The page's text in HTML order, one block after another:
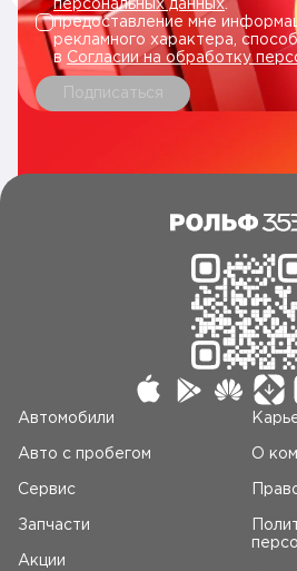
персональных данных.
предоставление мне
рекламного характера,
в Согласии на обработку
Подписаться
Автомобили
Авто c пробегом
Сервис
Запчасти
Акции
О